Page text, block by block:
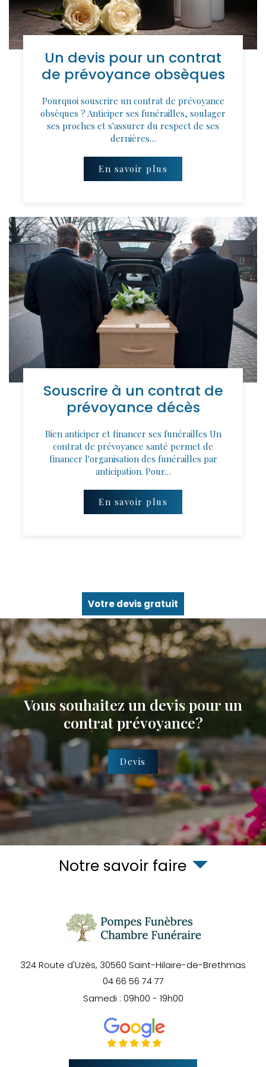
Un devis pour un contrat
de prévoyance obsèques
Pourquoi souscrire un contrat de prévoyance
obsèques ? Anticiper ses funérailles, soulager
ses proches et s'assurer du respect de ses
dernières…
En savoir plus
Souscrire à un contrat de
prévoyance décès
Bien anticiper et financer ses funérailles Un
contrat de prévoyance santé permet de
financer l'organisation des funérailles par
anticipation. Pour…
En savoir plus
Votre devis gratuit
Vous souhaitez un devis pour un
contrat prévoyance?
Devis
Notre savoir faire
324 Route d'Uzès, 30560 Saint-Hilaire-de-Brethmas
04 66 56 74 77
Samedi : 09h00 - 19h00